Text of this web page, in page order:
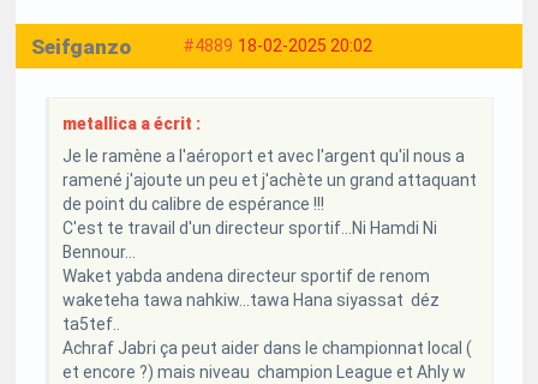
#4889 18-02-2025 20:02
Seifganzo
metallica a écrit :
Je le ramène a l'aéroport et avec l'argent qu'il nous a
ramené j'ajoute un peu et j'achète un grand attaquant
de point du calibre de espérance !!!
C'est te travail d'un directeur sportif...Ni Hamdi Ni
Bennour...
Waket yabda andena directeur sportif de renom
waketeha tawa nahkiw...tawa Hana siyassat déz
ta5tef..
Achraf Jabri ça peut aider dans le championnat local (
et encore ?) mais niveau champion League et Ahly w